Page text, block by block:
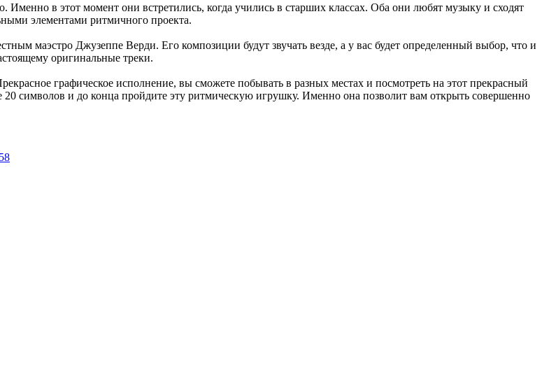
в этот момент они встретились, когда учились в старших классах. Оба они любят музыку и сходят
элементами ритмичного проекта.
маэстро Джузеппе Верди. Его композиции будут звучать везде, а у вас будет определенный выбор, что и
оригинальные треки.
графическое исполнение, вы сможете побывать в разных местах и посмотреть на этот прекрасный
символов и до конца пройдите эту ритмическую игрушку. Именно она позволит вам открыть совершенно